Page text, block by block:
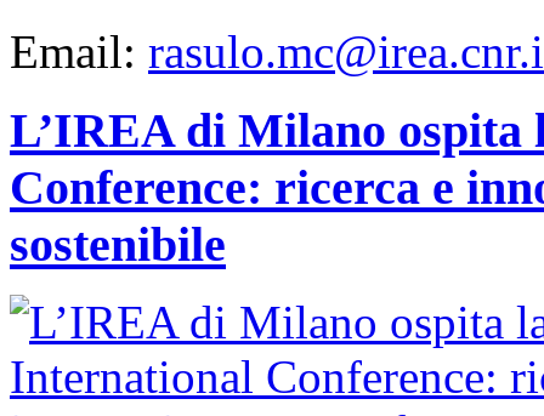
Email:
L’IREA di Milano
Conference: ricerca e
sostenibile